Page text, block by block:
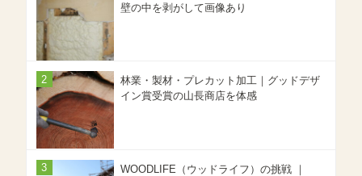
壁の中を剥がして画像あり
林業・製材・プレカット加工｜グッドデザ
イン賞受賞の山長商店を体感
WOODLIFE（ウッドライフ）の挑戦 ｜